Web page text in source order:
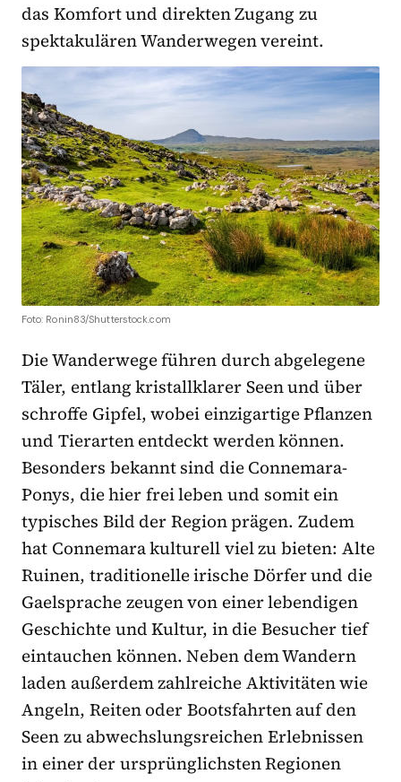
das Komfort und direkten Zugang zu
spektakulären Wanderwegen vereint.
Foto: Ronin83/Shutterstock.com
Die Wanderwege führen durch abgelegene
Täler, entlang kristallklarer Seen und über
schroffe Gipfel, wobei einzigartige Pflanzen
und Tierarten entdeckt werden können.
Besonders bekannt sind die Connemara-
Ponys, die hier frei leben und somit ein
typisches Bild der Region prägen. Zudem
hat Connemara kulturell viel zu bieten: Alte
Ruinen, traditionelle irische Dörfer und die
Gaelsprache zeugen von einer lebendigen
Geschichte und Kultur, in die Besucher tief
eintauchen können. Neben dem Wandern
laden außerdem zahlreiche Aktivitäten wie
Angeln, Reiten oder Bootsfahrten auf den
Seen zu abwechslungsreichen Erlebnissen
in einer der ursprünglichsten Regionen